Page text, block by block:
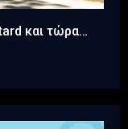
και τώρα…